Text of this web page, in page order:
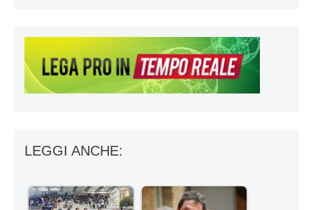
LEGGI ANCHE: